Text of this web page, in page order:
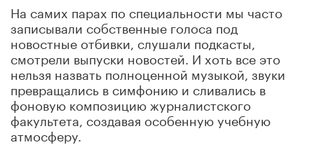
На самих парах по специальности мы часто
записывали собственные голоса под
новостные отбивки, слушали подкасты,
смотрели выпуски новостей. И хоть все это
нельзя назвать полноценной музыкой, звуки
превращались в симфонию и сливались в
фоновую композицию журналистского
факультета, создавая особенную учебную
атмосферу.